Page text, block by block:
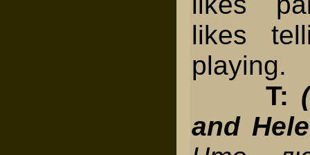
likes
playing.
T:
and